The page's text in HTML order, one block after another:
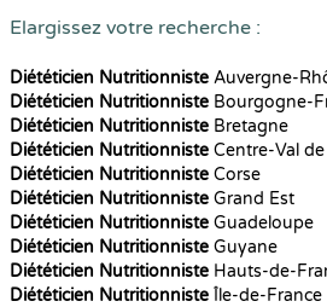
Elargissez votre recherche :
Diététicien Nutritionniste Auvergne-
Diététicien Nutritionniste Bourgogne-
Diététicien Nutritionniste Bretagne
Diététicien Nutritionniste Centre-Val
Diététicien Nutritionniste Corse
Diététicien Nutritionniste Grand Est
Diététicien Nutritionniste Guadeloupe
Diététicien Nutritionniste Guyane
Diététicien Nutritionniste Hauts-de-
Diététicien Nutritionniste Île-de-France